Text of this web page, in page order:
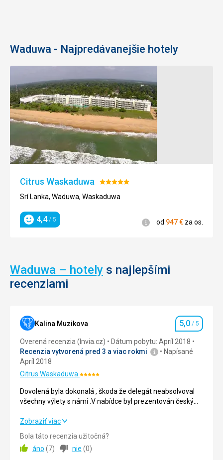
Waduwa - Najpredávanejšie hotely
Citrus Waskaduwa Hodnotenie:
5/5
Srí Lanka, Waduwa, Waskaduwa
Hodnotenie
4,4/ 5 Informácie
od 947€ za os.
Waduwa – hotely s najlepšími
recenziami
Kalina Muzikova Hodnotenie
5,0 / 5
Overená recenzia (Invia.cz)
Dátum pobytu: Apríl 2018
Recenzia vytvorená pred 3 a viac rokmi
Napísané
Apríl 2018
Citrus WaskaduwaHodnotenie:
5/5
Dovolená byla dokonalá , škoda že delegát neabsolvoval
všechny výlety s námi .V nabídce byl prezentován český
chválit protože se snažil nám obstarat vše co jsme
Dovolená byla dokonalá , škoda že delegát neabsolvoval
delegát ovšem na výlety s námi jet nemohl. Musím ho
chválit protože se snažil nám obstarat vše co jsme
Zobraziť viac
Bola táto recenzia užitočná?
áno (7) nie (0)